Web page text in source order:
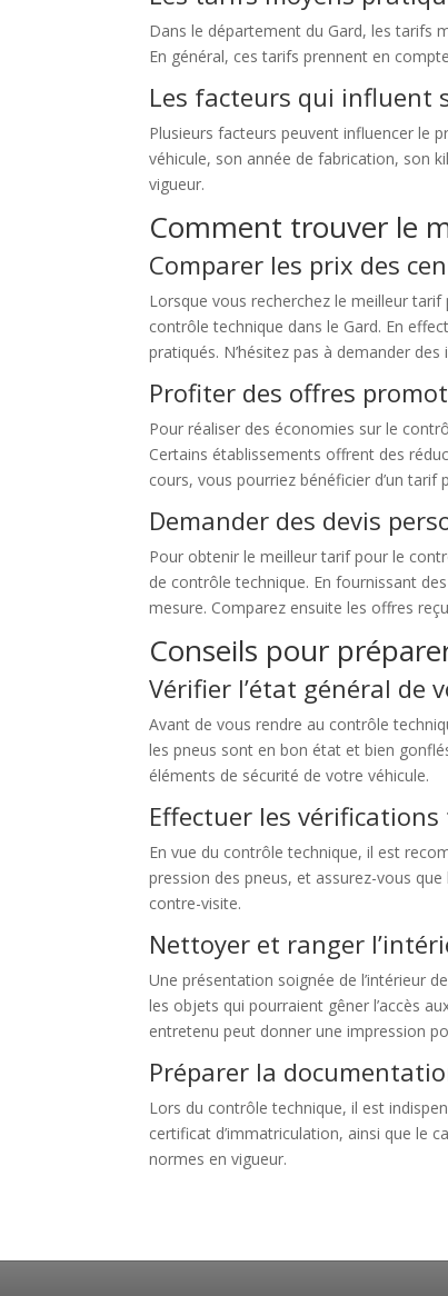
Dans le département du Gard, les tarifs
En général, ces tarifs prennent en
Les facteurs qui influent
Plusieurs facteurs peuvent influencer le
véhicule, son année de fabrication, son
vigueur.
Comment trouver le
Comparer les prix des
Lorsque vous recherchez le meilleur
contrôle technique dans le Gard. En
pratiqués. N’hésitez pas à demander
Profiter des offres
Pour réaliser des économies sur le
Certains établissements offrent des
cours, vous pourriez bénéficier d’un
Demander des devis
Pour obtenir le meilleur tarif pour le
de contrôle technique. En fournissant
mesure. Comparez ensuite les offres
Conseils pour
Vérifier l’état général de
Avant de vous rendre au contrôle
les pneus sont en bon état et bien
éléments de sécurité de votre véhicule.
Effectuer les
En vue du contrôle technique, il est
pression des pneus, et assurez-vous
contre-visite.
Nettoyer et ranger
Une présentation soignée de l’intérieur
les objets qui pourraient gêner l’accès
entretenu peut donner une impression
Préparer la
Lors du contrôle technique, il est
certificat d’immatriculation, ainsi que le
normes en vigueur.